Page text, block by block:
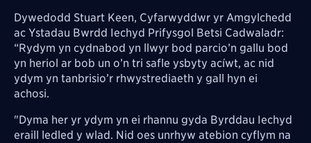
Dywedodd Stuart Keen, Cyfarwyddwr yr Amgylchedd
ac Ystadau Bwrdd Iechyd Prifysgol Betsi Cadwaladr:
“Rydym yn cydnabod yn llwyr bod parcio’n gallu bod
yn heriol ar bob un o’n tri safle ysbyty acíwt, ac nid
ydym yn tanbrisio’r rhwystrediaeth y gall hyn ei
achosi.
"Dyma her yr ydym yn ei rhannu gyda Byrddau Iechyd
eraill ledled y wlad. Nid oes unrhyw atebion cyflym na